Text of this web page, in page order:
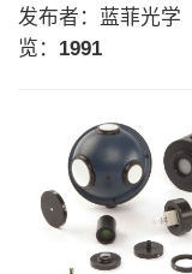
发布者：蓝菲光学
览： 1991